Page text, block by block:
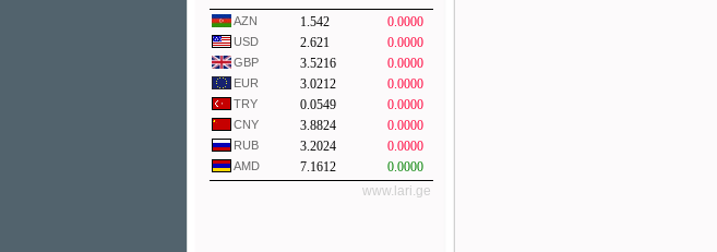
AZN 1.542 0.0000
USD 2.621 0.0000
GBP 3.5216 0.0000
EUR 3.0212 0.0000
TRY 0.0549 0.0000
CNY 3.8824 0.0000
RUB 3.2024 0.0000
AMD 7.1612
0.0000
www.lari.ge